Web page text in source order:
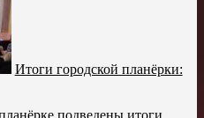
Итоги городской планёрки:
подведены итоги